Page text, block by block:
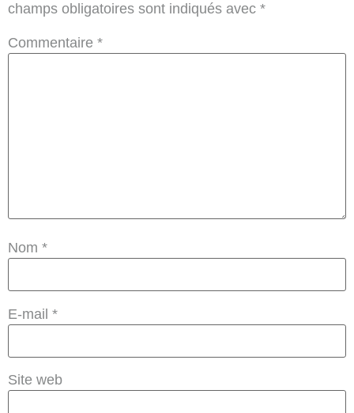
champs obligatoires sont indiqués avec *
Commentaire *
Nom *
E-mail *
Site web